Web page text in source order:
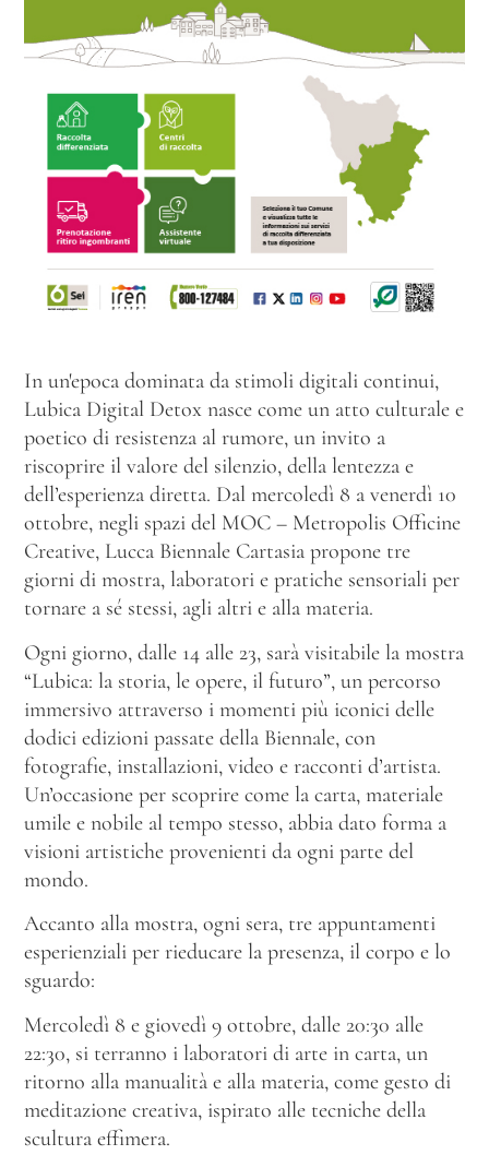
In un'epoca dominata da stimoli digitali continui,
Lubica Digital Detox nasce come un atto culturale e
poetico di resistenza al rumore, un invito a
riscoprire il valore del silenzio, della lentezza e
dell’esperienza diretta. Dal mercoledì 8 a venerdì 10
ottobre, negli spazi del MOC – Metropolis Officine
Creative, Lucca Biennale Cartasia propone tre
giorni di mostra, laboratori e pratiche sensoriali per
tornare a sé stessi, agli altri e alla materia.
Ogni giorno, dalle 14 alle 23, sarà visitabile la mostra
“Lubica: la storia, le opere, il futuro”, un percorso
immersivo attraverso i momenti più iconici delle
dodici edizioni passate della Biennale, con
fotografie, installazioni, video e racconti d’artista.
Un’occasione per scoprire come la carta, materiale
umile e nobile al tempo stesso, abbia dato forma a
visioni artistiche provenienti da ogni parte del
mondo.
Accanto alla mostra, ogni sera, tre appuntamenti
esperienziali per rieducare la presenza, il corpo e lo
sguardo:
Mercoledì 8 e giovedì 9 ottobre, dalle 20:30 alle
22:30, si terranno i laboratori di arte in carta, un
ritorno alla manualità e alla materia, come gesto di
meditazione creativa, ispirato alle tecniche della
scultura effimera.